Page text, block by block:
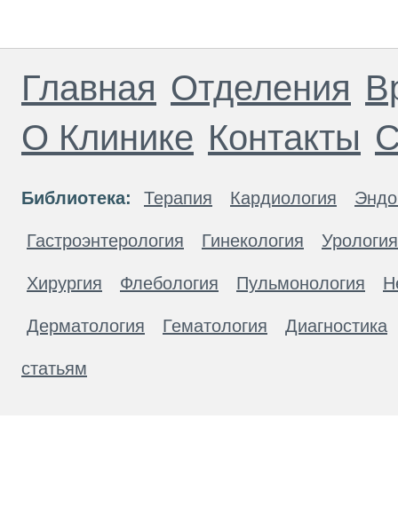
Главная Отделения
О Клинике Контакты
Библиотека: Терапия Кардиология
Гастроэнтерология Гинекология Урология
Хирургия Флебология Пульмонология
Дерматология Гематология Диагностика
статьям